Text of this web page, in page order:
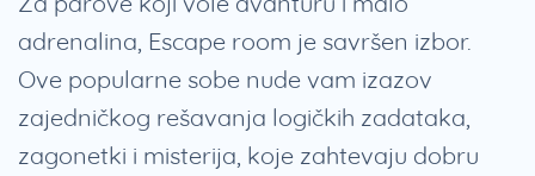
adrenalina, Escape room je savršen izbor.
Ove popularne sobe nude vam izazov
zajedničkog rešavanja logičkih zadataka,
zagonetki i misterija, koje zahtevaju dobru